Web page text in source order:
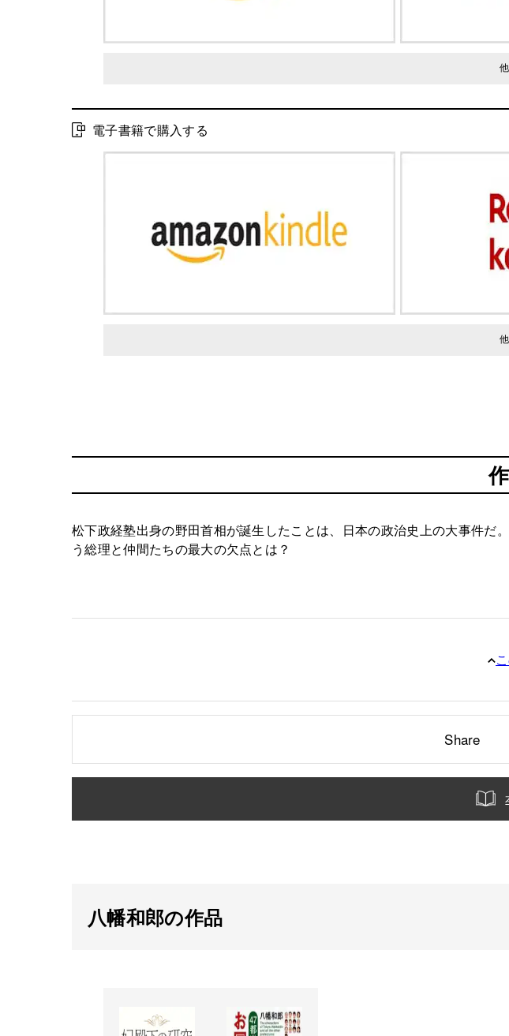
電子書籍で購入する
松下政経塾出身の野田首相が誕生したことは、日本の政治史上の大事件
う総理と仲間たちの最大の欠点とは？
Share
八幡和郎の作品